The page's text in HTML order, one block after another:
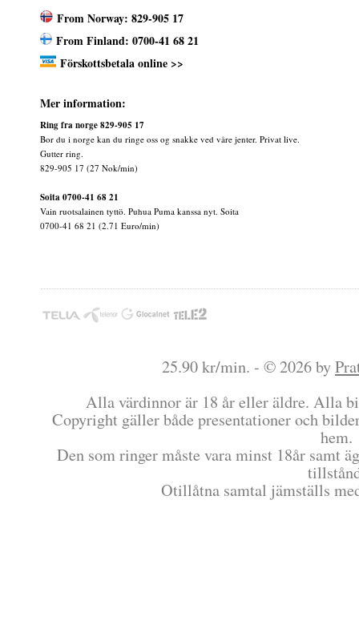
From Norway: 829-905 17
From Finland: 0700-41 68 21
Förskottsbetala online >>
Mer information:
Ring fra norge 829-905 17
Bor du i norge kan du ringe oss og snakke ved våre jenter. Privat live.
Gutter ring.
829-905 17 (27 Nok/min)
Soita 0700-41 68 21
Vain ruotsalainen tyttö. Puhua Puma kanssa nyt. Soita
0700-41 68 21 (2.71 Euro/min)
25.90 kr/min. - © 2026 by
Alla värdinnor är 18 år eller äldre. Alla
Copyright gäller både presentationer och
hem.
Den som ringer måste vara minst 18år samt
Otillåtna samtal jämställs